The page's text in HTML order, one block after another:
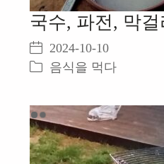
국수, 파전, 막걸
2024-10-10
음식을 먹다